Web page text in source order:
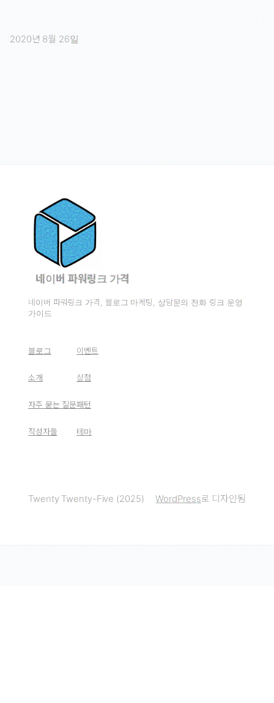
2020년 8월 26일
네이버 파워링크 가격
네이버 파워링크 가격, 블로그 마케팅, 상담문의 전화 링크 운영
가이드
블로그
소개
자주 묻는 질문
작성자들
이벤트
상점
패턴
테마
Twenty Twenty-Five (2025) WordPress로 디자인됨